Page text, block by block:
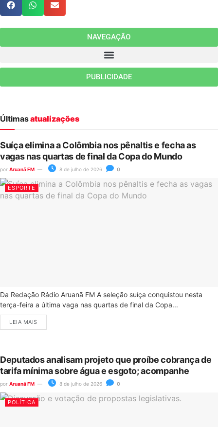
NAVEGAÇÃO
PUBLICIDADE
Últimasatualizações
Suíça elimina a Colômbia nos pênaltis e fecha as
vagas nas quartas de final da Copa do Mundo
por Aruanã FM 8 de julho de 2026 0
ESPORTE
Da Redação Rádio Aruanã FM A seleção suíça conquistou nesta
terça-feira a última vaga nas quartas de final da Copa...
LEIA MAIS
Deputados analisam projeto que proíbe cobrança de
tarifa mínima sobre água e esgoto; acompanhe
por Aruanã FM 8 de julho de 2026 0
POLÍTICA